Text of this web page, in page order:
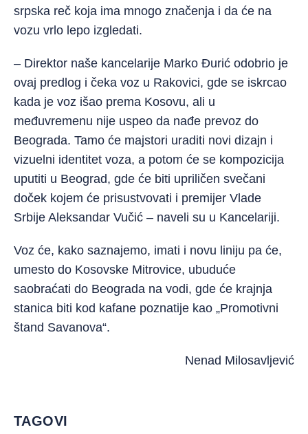
srpska reč koja ima mnogo značenja i da će na
vozu vrlo lepo izgledati.
– Direktor naše kancelarije Marko Đurić odobrio je
ovaj predlog i čeka voz u Rakovici, gde se iskrcao
kada je voz išao prema Kosovu, ali u
međuvremenu nije uspeo da nađe prevoz do
Beograda. Tamo će majstori uraditi novi dizajn i
vizuelni identitet voza, a potom će se kompozicija
uputiti u Beograd, gde će biti upriličen svečani
doček kojem će prisustvovati i premijer Vlade
Srbije Aleksandar Vučić – naveli su u Kancelariji.
Voz će, kako saznajemo, imati i novu liniju pa će,
umesto do Kosovske Mitrovice, ubuduće
saobraćati do Beograda na vodi, gde će krajnja
stanica biti kod kafane poznatije kao „Promotivni
štand Savanova“.
Nenad Milosavljević
TAGOVI